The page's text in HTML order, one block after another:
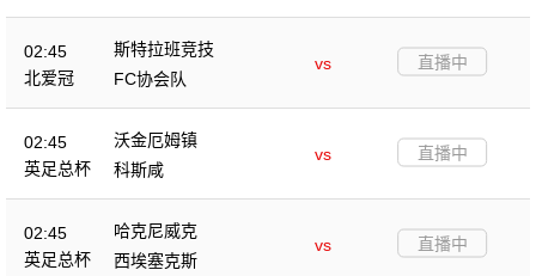
02:45
北爱冠
斯特拉班竞技
vs
FC协会队
直播中
02:45
英足总杯
沃金厄姆镇
vs
科斯咸
直播中
02:45
英足总杯
哈克尼威克
vs
西埃塞克斯
直播中